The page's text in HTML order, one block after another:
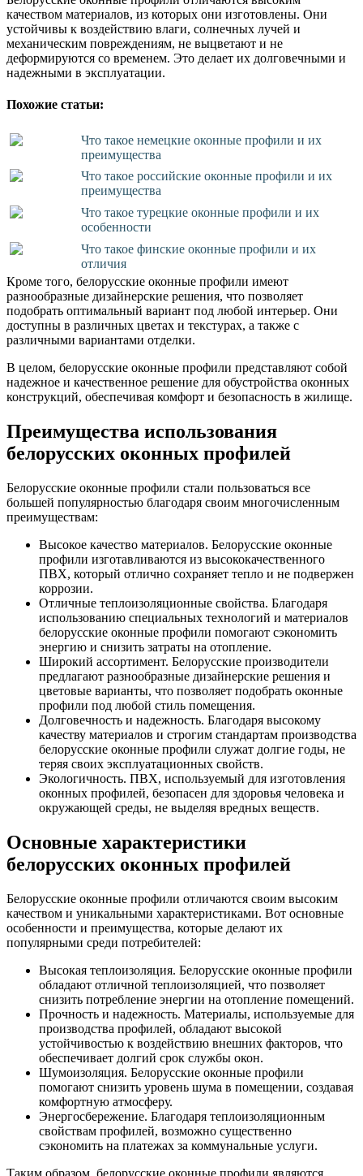
качеством материалов, из которых они изготовлены. Они
устойчивы к воздействию влаги, солнечных лучей и
механическим повреждениям, не выцветают и не
деформируются со временем. Это делает их долговечными и
надежными в эксплуатации.
Похожие статьи:
Что такое немецкие оконные профили и их
преимущества
Что такое российские оконные профили и их
преимущества
Что такое турецкие оконные профили и их
особенности
Что такое финские оконные профили и их
отличия
Кроме того, белорусские оконные профили имеют
разнообразные дизайнерские решения, что позволяет
подобрать оптимальный вариант под любой интерьер. Они
доступны в различных цветах и текстурах, а также с
различными вариантами отделки.
В целом, белорусские оконные профили представляют собой
надежное и качественное решение для обустройства оконных
конструкций, обеспечивая комфорт и безопасность в жилище.
Преимущества использования
белорусских оконных профилей
Белорусские оконные профили стали пользоваться все
большей популярностью благодаря своим многочисленным
преимуществам:
Высокое качество материалов. Белорусские оконные
профили изготавливаются из высококачественного
ПВХ, который отлично сохраняет тепло и не подвержен
коррозии.
Отличные теплоизоляционные свойства. Благодаря
использованию специальных технологий и материалов
белорусские оконные профили помогают сэкономить
энергию и снизить затраты на отопление.
Широкий ассортимент. Белорусские производители
предлагают разнообразные дизайнерские решения и
цветовые варианты, что позволяет подобрать оконные
профили под любой стиль помещения.
Долговечность и надежность. Благодаря высокому
качеству материалов и строгим стандартам производства
белорусские оконные профили служат долгие годы, не
теряя своих эксплуатационных свойств.
Экологичность. ПВХ, используемый для изготовления
оконных профилей, безопасен для здоровья человека и
окружающей среды, не выделяя вредных веществ.
Основные характеристики
белорусских оконных профилей
Белорусские оконные профили отличаются своим высоким
качеством и уникальными характеристиками. Вот основные
особенности и преимущества, которые делают их
популярными среди потребителей:
Высокая теплоизоляция. Белорусские оконные профили
обладают отличной теплоизоляцией, что позволяет
снизить потребление энергии на отопление помещений.
Прочность и надежность. Материалы, используемые для
производства профилей, обладают высокой
устойчивостью к воздействию внешних факторов, что
обеспечивает долгий срок службы окон.
Шумоизоляция. Белорусские оконные профили
помогают снизить уровень шума в помещении, создавая
комфортную атмосферу.
Энергосбережение. Благодаря теплоизоляционным
свойствам профилей, возможно существенно
сэкономить на платежах за коммунальные услуги.
Таким образом, белорусские оконные профили являются